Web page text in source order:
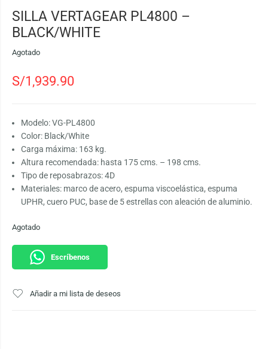
SILLA VERTAGEAR PL4800 –
BLACK/WHITE
Agotado
S/1,939.90
Modelo: VG-PL4800
Color: Black/White
Carga máxima: 163 kg.
Altura recomendada: hasta 175 cms. – 198 cms.
Tipo de reposabrazos: 4D
Materiales: marco de acero, espuma viscoelástica, espuma
UPHR, cuero PUC, base de 5 estrellas con aleación de aluminio.
Agotado
Escríbenos
Añadir a mi lista de deseos